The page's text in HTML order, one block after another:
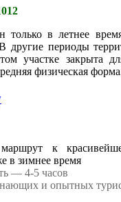
только в летнее
периоды
участке закрыта
физическая
к
в зимнее время
— 4-5 часов
и опытных